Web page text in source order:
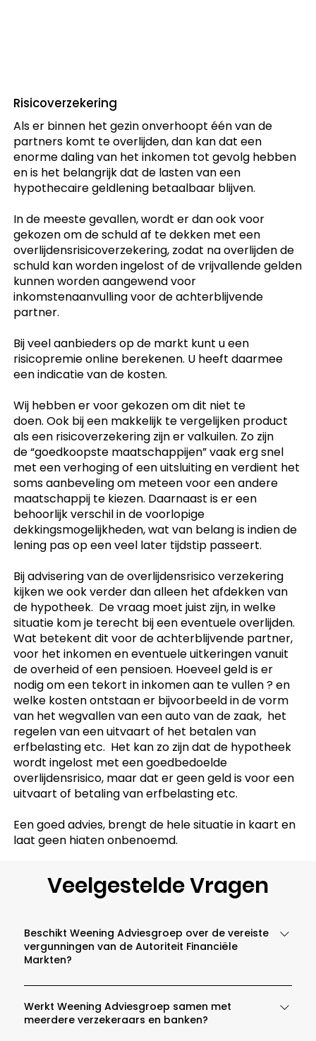
Risicoverzekering
Als er binnen het gezin onverhoopt één van de
partners komt te overlijden, dan kan dat een
enorme daling van het inkomen tot gevolg hebben
en is het belangrijk dat de lasten van een
hypothecaire geldlening betaalbaar blijven.
In de meeste gevallen, wordt er dan ook voor
gekozen om de schuld af te dekken met een
overlijdensrisicoverzekering, zodat na overlijden de
schuld kan worden ingelost of de vrijvallende gelden
kunnen worden aangewend voor
inkomstenaanvulling voor de achterblijvende
partner.
Bij veel aanbieders op de markt kunt u een
risicopremie online berekenen. U heeft daarmee
een indicatie van de kosten.
Wij hebben er voor gekozen om dit niet te
doen. Ook bij een makkelijk te vergelijken product
als een risicoverzekering zijn er valkuilen. Zo zijn
de “goedkoopste maatschappijen” vaak erg snel
met een verhoging of een uitsluiting en verdient het
soms aanbeveling om meteen voor een andere
maatschappij te kiezen. Daarnaast is er een
behoorlijk verschil in de voorlopige
dekkingsmogelijkheden, wat van belang is indien de
lening pas op een veel later tijdstip passeert.
Bij advisering van de overlijdensrisico verzekering
kijken we ook verder dan alleen het afdekken van
de hypotheek. De vraag moet juist zijn, in welke
situatie kom je terecht bij een eventuele overlijden.
Wat betekent dit voor de achterblijvende partner,
voor het inkomen en eventuele uitkeringen vanuit
de overheid of een pensioen. Hoeveel geld is er
nodig om een tekort in inkomen aan te vullen ? en
welke kosten ontstaan er bijvoorbeeld in de vorm
van het wegvallen van een auto van de zaak, het
regelen van een uitvaart of het betalen van
erfbelasting etc. Het kan zo zijn dat de hypotheek
wordt ingelost met een goedbedoelde
overlijdensrisico, maar dat er geen geld is voor een
uitvaart of betaling van erfbelasting etc.
Een goed advies, brengt de hele situatie in kaart en
laat geen hiaten onbenoemd.
Veelgestelde Vragen
Beschikt Weening Adviesgroep over de vereiste
vergunningen van de Autoriteit Financiële
Markten?
Jazeker, Weening Adviesgroep heeft een collectieve
vergunning voor Weening Adviesgroep BV onder
nummer 12020609. Dit houdt tevens in, dat wij
Werkt Weening Adviesgroep samen met
meerdere verzekeraars en banken?